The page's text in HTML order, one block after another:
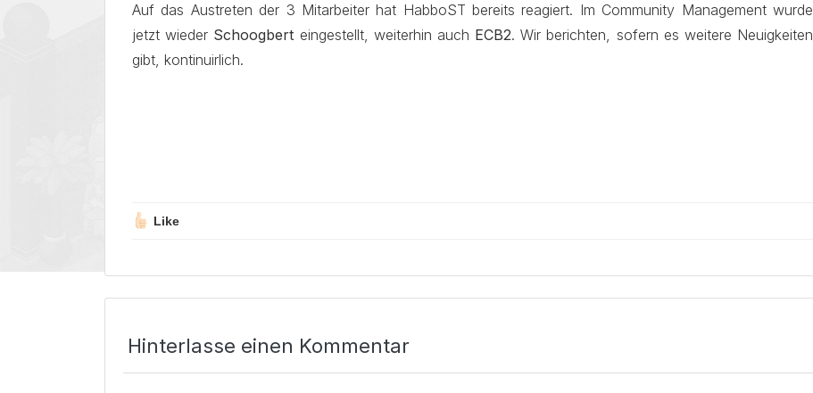
Auf das Austreten der 3 Mitarbeiter hat HabboST bereits reagiert. Im Community Management wurde
jetzt wieder Schoogbert eingestellt, weiterhin auch ECB2. Wir berichten, sofern es weitere Neuigkeiten
gibt, kontinuirlich.
Like
Hinterlasse einen Kommentar